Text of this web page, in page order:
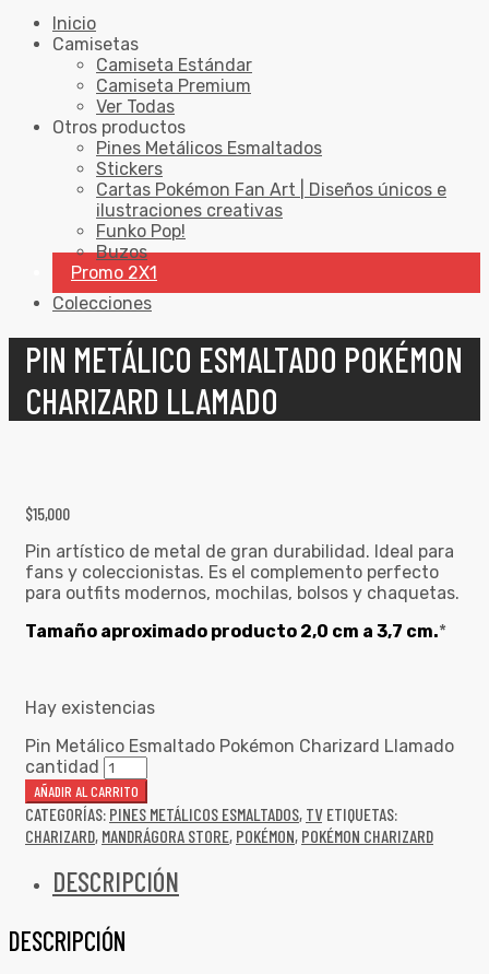
Inicio
Camisetas
Camiseta Estándar
Camiseta Premium
Ver Todas
Otros productos
Pines Metálicos Esmaltados
Stickers
Cartas Pokémon Fan Art | Diseños únicos e
ilustraciones creativas
Funko Pop!
Buzos
Promo 2X1
Colecciones
PIN METÁLICO ESMALTADO POKÉMON
CHARIZARD LLAMADO
$15,000
Pin artístico de metal de gran durabilidad. Ideal para
fans y coleccionistas. Es el complemento perfecto
para outfits modernos, mochilas, bolsos y chaquetas.
Tamaño aproximado producto 2,0 cm a 3,7 cm.*
Hay existencias
Pin Metálico Esmaltado Pokémon Charizard Llamado
cantidad
AÑADIR AL CARRITO
CATEGORÍAS: PINES METÁLICOS ESMALTADOS, TV ETIQUETAS:
CHARIZARD, MANDRÁGORA STORE, POKÉMON, POKÉMON CHARIZARD
DESCRIPCIÓN
DESCRIPCIÓN